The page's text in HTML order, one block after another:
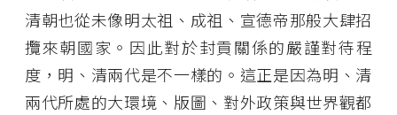
清朝也從未像明太祖、成祖、宣德帝那般大肆招
攬來朝國家。因此對於封貢關係的嚴謹對待程
度，明、清兩代是不一樣的。這正是因為明、清
兩代所處的大環境、版圖、對外政策與世界觀都